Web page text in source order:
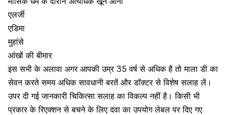
एलर्जी
एडिमा
मुहांसे
आंखों की बीमार
इस सभी के अलावा अगर आपकी उम्र 35 वर्ष से अधिक है तो माला डी का
सेवन करते समय अधिक सावधानी बरतें और डॉक्टर से विशेष सलाह लें।
उपर दी गई जानकारी चिकित्सा सलाह का विकल्प नहीं है। किसी भी
प्रकार के रिएक्शन से बचने के लिए दवा का उपयोग लेबल पर दिए गए